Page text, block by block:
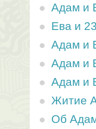
Адам и
Ева и
Адам и
Адам и
Адам и
Житие
Об